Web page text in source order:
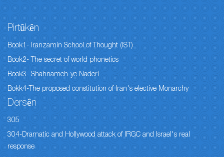
Pirtûkên
Book1- Iranzamin School of Thought (IST)
Book2- The secret of world phonetics
Book3- Shahnameh-ye Naderi
Bokk4-The proposed constitution of Iran's elective Monarchy
Dersên
305
304-Dramatic and Hollywood attack of IRGC and Israel's real
response